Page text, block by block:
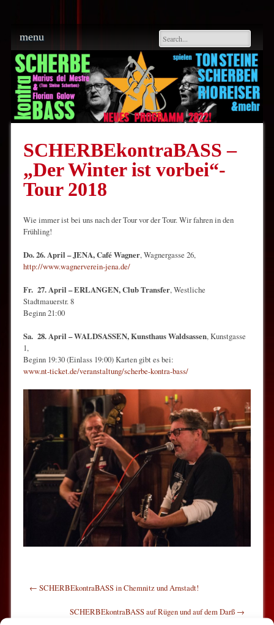
Main menu
content
menu
SCHERBEkontraBASS –
„Der Winter ist vorbei“-
Tour 2018
Wie immer ist bei uns nach der Tour vor der Tour. Wir fahren in den
Frühling!
Do. 26. April – JENA, Café Wagner, Wagnergasse 26,
http://www.wagnerverein-jena.de/
Fr. 27. April – ERLANGEN, Club Transfer, Westliche
Stadtmauerstr. 8
Beginn 21:00
Sa. 28. April – WALDSASSEN, Kunsthaus Waldsassen, Kunstgasse
1,
Beginn 19:30 (Einlass 19:00) Karten gibt es bei:
www.nt-ticket.de/veranstaltung/scherbe-kontra-bass/
Post navigation
← SCHERBEkontraBASS in Chemnitz und Arnstadt!
SCHERBEkontraBASS auf Rügen und auf dem Darß →